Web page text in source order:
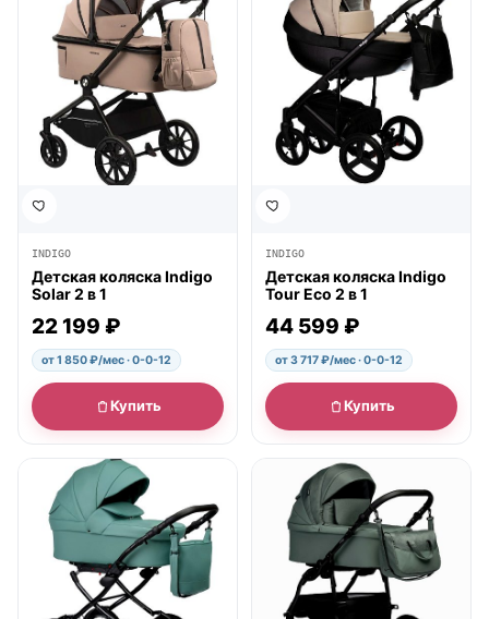
INDIGO
Детская коляска Indigo
Solar 2 в 1
22 199 ₽
от 1 850 ₽/мес · 0-0-12
Купить
INDIGO
Детская коляска Indigo
Tour Eco 2 в 1
44 599 ₽
от 3 717 ₽/мес · 0-0-12
Купить
● в наличии ● в наличии